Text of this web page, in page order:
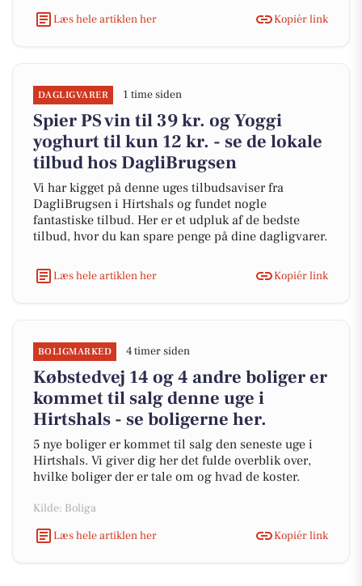
Læs hele artiklen her
Kopiér link
DAGLIGVARER 1 time siden
Spier PS vin til 39 kr. og Yoggi
yoghurt til kun 12 kr. - se de lokale
tilbud hos DagliBrugsen
Vi har kigget på denne uges tilbudsaviser fra
DagliBrugsen i Hirtshals og fundet nogle
fantastiske tilbud. Her er et udpluk af de bedste
tilbud, hvor du kan spare penge på dine dagligvarer.
Læs hele artiklen her Kopiér link
BOLIGMARKED 4 timer siden
Købstedvej 14 og 4 andre boliger er
kommet til salg denne uge i
Hirtshals - se boligerne her.
5 nye boliger er kommet til salg den seneste uge i
Hirtshals. Vi giver dig her det fulde overblik over,
hvilke boliger der er tale om og hvad de koster.
Kilde: Boliga
Læs hele artiklen her
Kopiér link